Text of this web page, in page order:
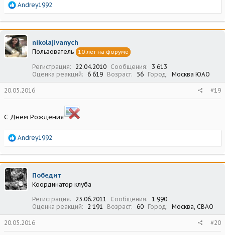
Р
а
к
ц
и
и
Andrey1992
nikolajivanych
Пользователь 10 лет на форуме
Регистрация 22.04.2010 Сообщения
3 613
Оценка реакций
6 619 Возраст 56 Город Москва ЮАО
20.05.2016 #19
С Днём Рождения
Р
а
к
ц
и
и
Andrey1992
Победит
Координатор клуба
Регистрация
23.06.2011 Сообщения
1 990
Оценка реакций
2 191 Возраст 60 Город Москва, СВАО
20.05.2016 #20